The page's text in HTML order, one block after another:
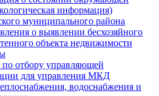
информация)
муниципального района
о выявлении бесхозяйного
объекта недвижимости
по отбору управляющей
для управления МКД
водоснабжения и